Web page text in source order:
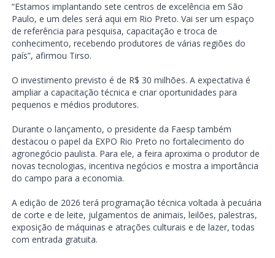
“Estamos implantando sete centros de excelência em São
Paulo, e um deles será aqui em Rio Preto. Vai ser um espaço
de referência para pesquisa, capacitação e troca de
conhecimento, recebendo produtores de várias regiões do
país”, afirmou Tirso.
O investimento previsto é de R$ 30 milhões. A expectativa é
ampliar a capacitação técnica e criar oportunidades para
pequenos e médios produtores.
Durante o lançamento, o presidente da Faesp também
destacou o papel da EXPO Rio Preto no fortalecimento do
agronegócio paulista. Para ele, a feira aproxima o produtor de
novas tecnologias, incentiva negócios e mostra a importância
do campo para a economia.
A edição de 2026 terá programação técnica voltada à pecuária
de corte e de leite, julgamentos de animais, leilões, palestras,
exposição de máquinas e atrações culturais e de lazer, todas
com entrada gratuita.